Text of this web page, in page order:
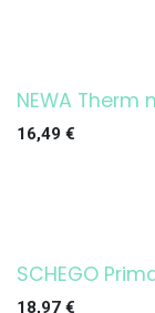
NEWA Therm
16,49 €
SCHEGO
18,97 €